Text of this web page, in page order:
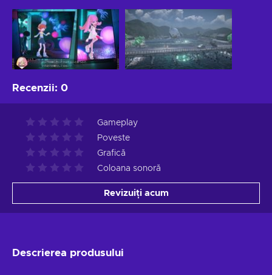
Recenzii: 0
Gameplay
Poveste
Grafică
Coloana sonoră
Revizuiți acum
Descrierea produsului